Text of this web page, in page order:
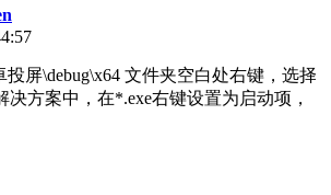
屏\debug\x64 文件夹空白处右键，选择
决方案中，在*.exe右键设置为启动项，